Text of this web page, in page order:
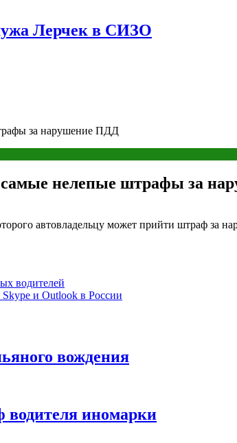
Лерчек в СИЗО
за нарушение ПДД
нелепые штрафы за
автовладельцу может прийти штраф за
водителей
и Outlook в России
вождения
иномарки